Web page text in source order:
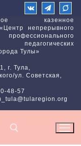
казенное
непрерывного
педагогических
Тулы»
г. Тула,
ул. Советская,
48-57